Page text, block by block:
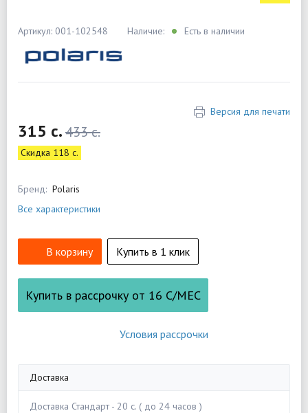
Артикул: 001-102548 Наличие: Есть в наличии
Версия для печати
315 c.433 c.
Скидка 118 c.
Бренд: Polaris
Все характеристики
В корзину Купить в 1 клик
Купить в рассрочку от 16 С/МЕС
Условия рассрочки
Доставка
Доставка Стандарт - 20 c. ( до 24 часов )